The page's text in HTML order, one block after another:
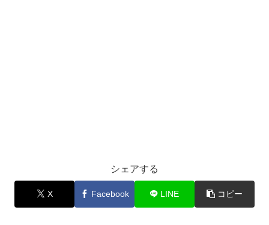
シェアする
X Facebook LINE コピー